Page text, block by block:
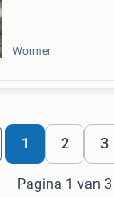
Wormer
1 2 3
Pagina 1 van 3